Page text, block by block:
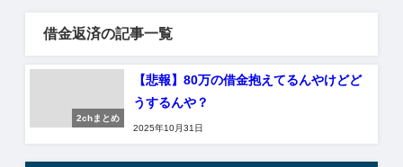
借金返済の記事一覧
2chまとめ
【悲報】80万の借金抱えてるんやけどど
うするんや？
2025年10月31日